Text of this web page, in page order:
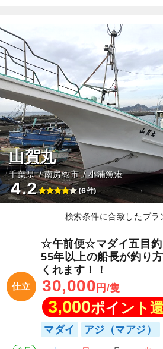
山賀丸
千葉県 南房総市 小浦漁港
4.2 (6件)
検索条件に合致したプラ
仕立
☆午前便☆マダイ五目
55年以上の船長が釣り
くれます！！
30,000 円/隻
3,000ポイント
マダイ アジ（マアジ）